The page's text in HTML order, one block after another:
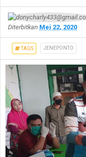
Diterbitkan Mei 22, 2020
TAGS JENEPONTO